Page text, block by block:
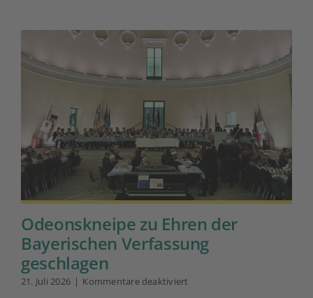
verstorben
Odeonskneipe zu Ehren der
Bayerischen Verfassung
geschlagen
21. Juli 2026 | Kommentare deaktiviert